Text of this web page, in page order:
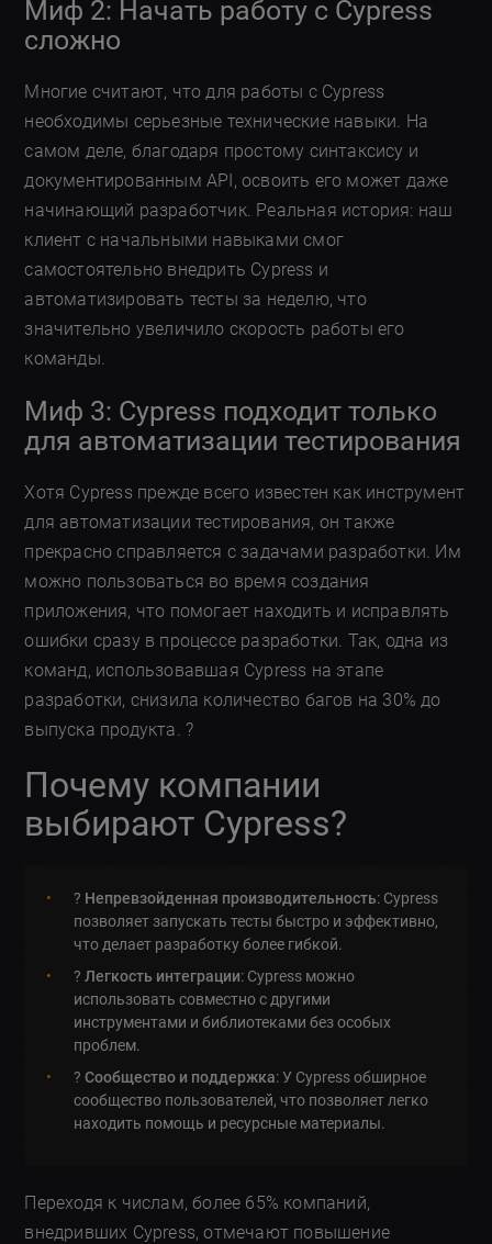
Миф 2: Начать работу с Cypress
сложно
Многие считают, что для работы с Cypress
необходимы серьезные технические навыки. На
самом деле, благодаря простому синтаксису и
документированным API, освоить его может даже
начинающий разработчик. Реальная история: наш
клиент с начальными навыками смог
самостоятельно внедрить Cypress и
автоматизировать тесты за неделю, что
значительно увеличило скорость работы его
команды.
Миф 3: Cypress подходит только
для автоматизации тестирования
Хотя Cypress прежде всего известен как инструмент
для автоматизации тестирования, он также
прекрасно справляется с задачами разработки. Им
можно пользоваться во время создания
приложения, что помогает находить и исправлять
ошибки сразу в процессе разработки. Так, одна из
команд, использовавшая Cypress на этапе
разработки, снизила количество багов на 30% до
выпуска продукта. ?
Почему компании
выбирают Cypress?
? Непревзойденная производительность: Cypress
позволяет запускать тесты быстро и эффективно,
что делает разработку более гибкой.
?Легкость интеграции: Cypress можно
использовать совместно с другими
инструментами и библиотеками без особых
проблем.
?Сообщество и поддержка: У Cypress обширное
сообщество пользователей, что позволяет легко
находить помощь и ресурсные материалы.
Переходя к числам, более 65% компаний,
внедривших Cypress, отмечают повышение